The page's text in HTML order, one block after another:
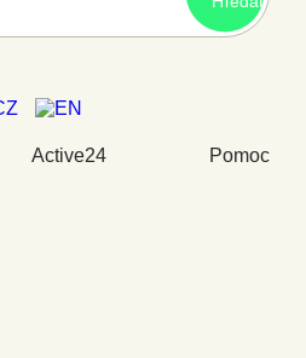
Active24 Pomoc